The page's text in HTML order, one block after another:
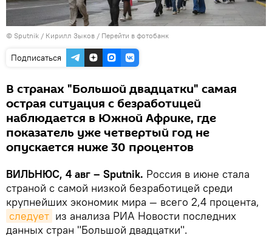
© Sputnik / Кирилл Зыков / Перейти в фотобанк
Подписаться
В странах "Большой двадцатки" самая
острая ситуация с безработицей
наблюдается в Южной Африке, где
показатель уже четвертый год не
опускается ниже 30 процентов
ВИЛЬНЮС, 4 авг – Sputnik. Россия в июне стала
страной с самой низкой безработицей среди
крупнейших экономик мира — всего 2,4 процента,
следует из анализа РИА Новости последних
данных стран "Большой двадцатки".